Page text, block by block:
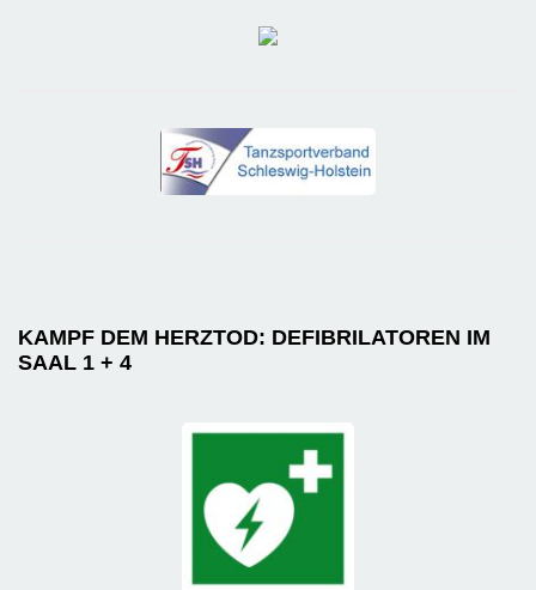
KAMPF DEM HERZTOD: DEFIBRILATOREN IM
SAAL 1 + 4